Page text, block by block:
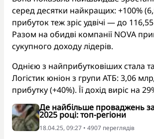
серед десятки найкращих: +100%
прибуток теж зріс удвічі — до
Разом на обидві компанії NOVA
сукупного доходу лідерів.
Однією з найприбутковіших стала
Логістик юніон з групи АТБ: 3,06
прибутку (+40%). Її дохід виріс на
Де найбільше проваджень
2025 році: топ-регіони
18.04.25, 09:27 • 4907 переглядiв